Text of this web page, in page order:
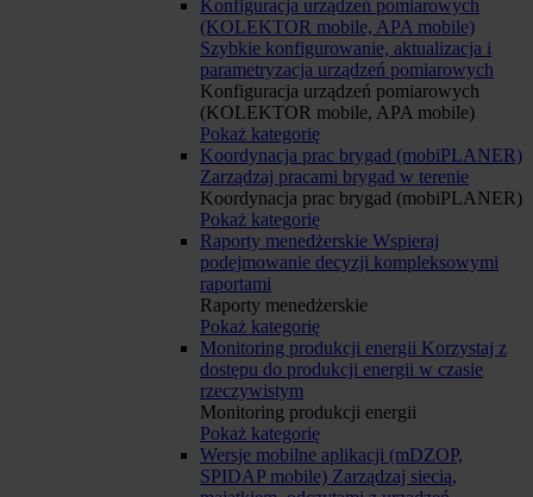
Konfiguracja urządzeń pomiarowych
(KOLEKTOR mobile, APA mobile)
Szybkie konfigurowanie, aktualizacja i
parametryzacja urządzeń pomiarowych
Konfiguracja urządzeń pomiarowych
(KOLEKTOR mobile, APA mobile)
Pokaż kategorię
Koordynacja prac brygad (mobiPLANER)
Zarządzaj pracami brygad w terenie
Koordynacja prac brygad (mobiPLANER)
Pokaż kategorię
Raporty menedżerskie Wspieraj
podejmowanie decyzji kompleksowymi
raportami
Raporty menedżerskie
Pokaż kategorię
Monitoring produkcji energii Korzystaj z
dostępu do produkcji energii w czasie
rzeczywistym
Monitoring produkcji energii
Pokaż kategorię
Wersje mobilne aplikacji (mDZOP,
SPIDAP mobile) Zarządzaj siecią,